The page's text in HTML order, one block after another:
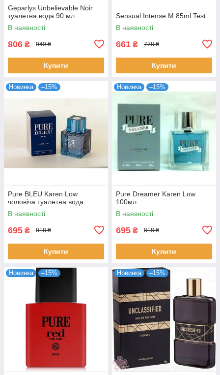
Geparlys Unbelievable Noir
туалетна вода 90 мл
В наявності
806 ₴ 949 ₴
Купити
Sensual Intense M 85ml Test
В наявності
661 ₴ 778 ₴
Купити
Новинка –15%
Pure BLEU Karen Low
чоловіча туалетна вода
В наявності
695 ₴ 818 ₴
Купити
Новинка –15%
Pure Dreamer Karen Low
100мл
В наявності
695 ₴ 818 ₴
Купити
Новинка –15% Новинка –15%